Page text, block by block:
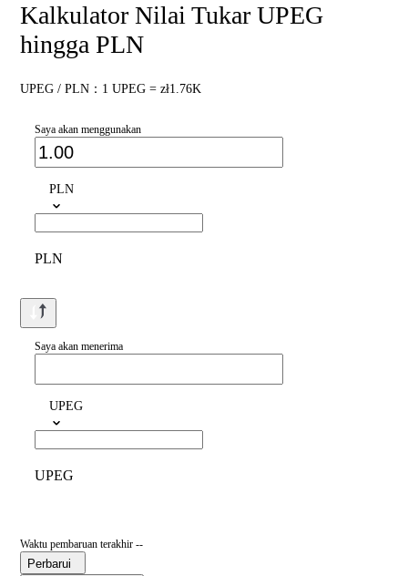
Kalkulator Nilai Tukar UPEG
hingga PLN
UPEG / PLN：1 UPEG = zł1.76K
Saya akan menggunakan
PLN
PLN
Saya akan menerima
UPEG
UPEG
Waktu pembaruan terakhir --
Perbarui